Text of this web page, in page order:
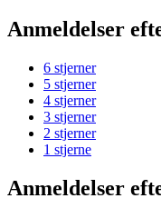
Anmeldelser
6 stjerner
5 stjerner
4 stjerner
3 stjerner
2 stjerner
1 stjerne
Anmeldelser